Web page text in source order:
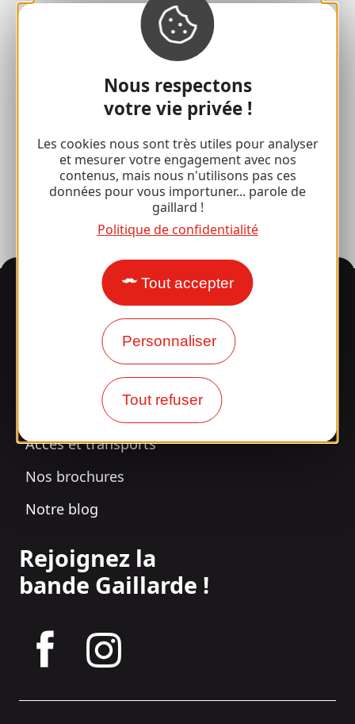
Nous respectons
votre vie privée !
Les cookies nous sont très utiles pour analyser
et mesurer votre engagement avec nos
contenus, mais nous n'utilisons pas ces
données pour vous importuner... parole de
gaillard !
Politique de confidentialité
Tout accepter
Personnaliser
Tout refuser
Accueil de Groupes
Club 100 % Gaillard
Brive 100 % Evénement
Photothèque
Espace presse
Informations
Surpris par notre design ?
Nos horaires d'ouverture
Accès et transports
Nos brochures
Notre blog
Rejoignez la
bande Gaillarde !